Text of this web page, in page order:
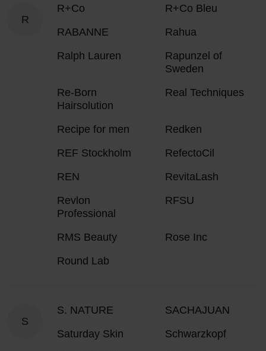
R
R+Co
R+Co Bleu
RABANNE
Rahua
Ralph Lauren
Rapunzel of
Sweden
Re-Born
Hairsolution
Real Techniques
Recipe for men
Redken
REF Stockholm
RefectoCil
REN
RevitaLash
Revlon
Professional
RFSU
RMS Beauty
Rose Inc
Round Lab
S
S. NATURE
SACHAJUAN
Saturday Skin
Schwarzkopf